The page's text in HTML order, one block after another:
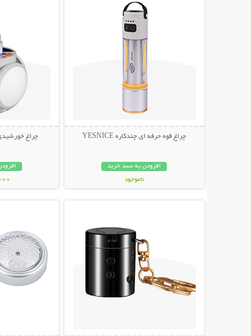
چراغ قوه حرفه ای چندکاره YESNICE
افزودن به سبد خرید
ناموجود
چراغ خورشیدی